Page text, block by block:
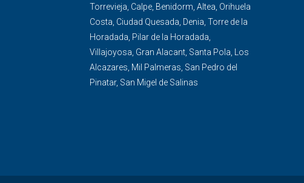
Torrevieja Calpe, Benidorm Altea Orihuela
Costa Ciudad Quesada Denia Torre de la
Horadada Pilar de la Horadada
Villajoyosa Gran Alacant, Santa Pola
Los
Alcazares Mil Palmeras San Pedro del
Pinatar, San Migel de Salinas